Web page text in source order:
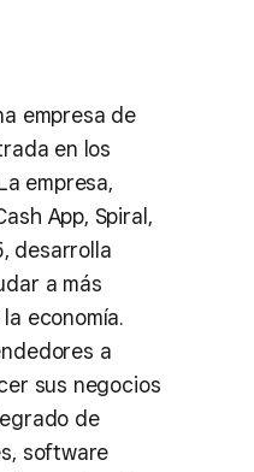
empresa de
en los
empresa,
App, Spiral,
desarrolla
a más
economía.
a
sus negocios
de
software